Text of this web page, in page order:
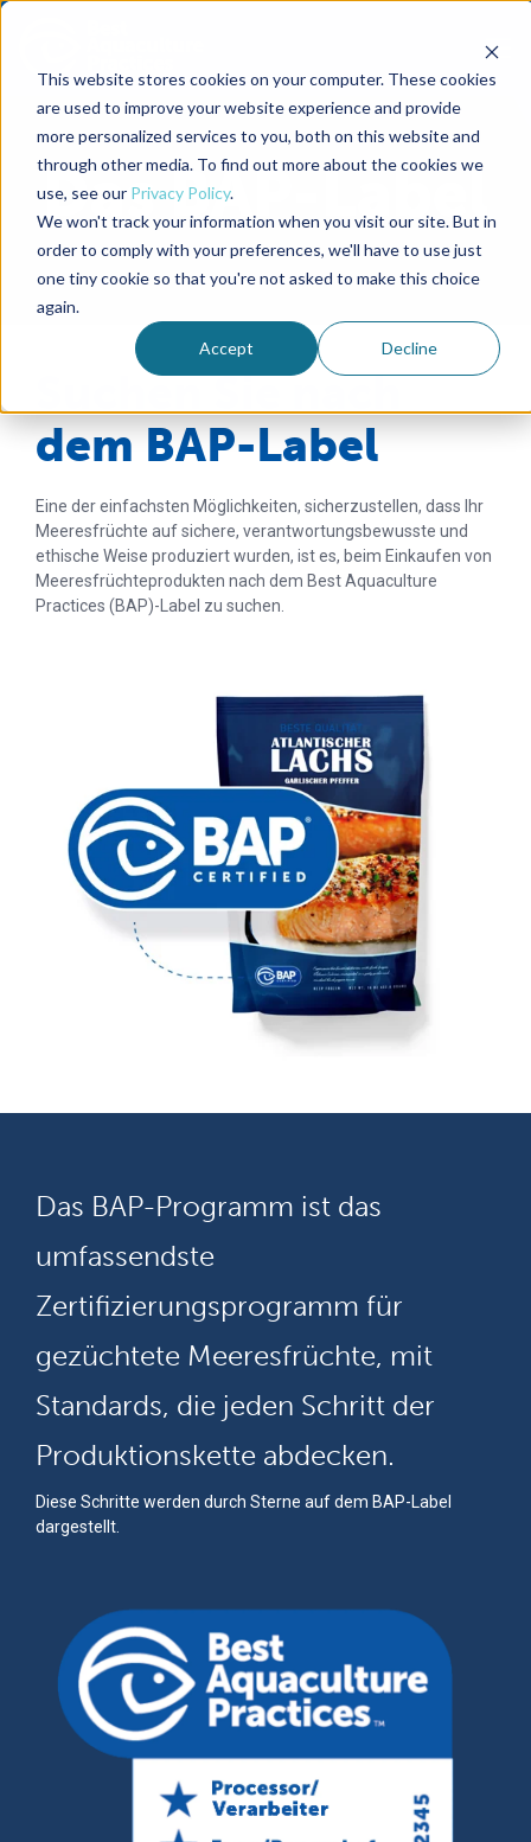
This website stores cookies on your computer. These cookies
are used to improve your website experience and provide
more personalized services to you, both on this website and
through other media. To find out more about the cookies we
use, see our Privacy Policy.
We won't track your information when you visit our site. But in
order to comply with your preferences, we'll have to use just
one tiny cookie so that you're not asked to make this choice
again.
Accept Decline
Das BAP-Label
Suchen Sie nach
dem BAP-Label
Eine der einfachsten Möglichkeiten, sicherzustellen, dass Ihr
Meeresfrüchte auf sichere, verantwortungsbewusste und
ethische Weise produziert wurden, ist es, beim Einkaufen von
Meeresfrüchteprodukten nach dem Best Aquaculture
Practices (BAP)-Label zu suchen.
Das BAP-Programm ist das
umfassendste
Zertifizierungsprogramm für
gezüchtete Meeresfrüchte, mit
Standards, die jeden Schritt der
Produktionskette abdecken.
Diese Schritte werden durch Sterne auf dem BAP-Label
dargestellt.